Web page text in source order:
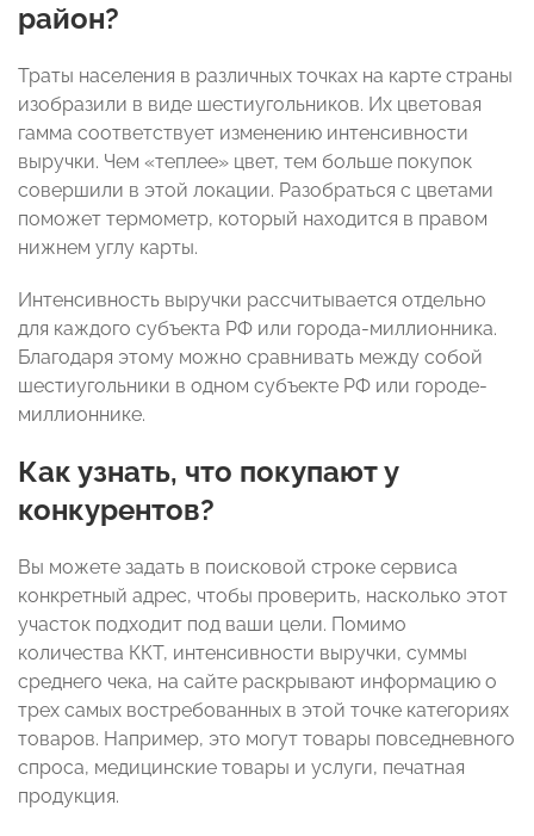
район?
Траты населения в различных точках на карте страны
изобразили в виде шестиугольников. Их цветовая
гамма соответствует изменению интенсивности
выручки. Чем «теплее» цвет, тем больше покупок
совершили в этой локации. Разобраться с цветами
поможет термометр, который находится в правом
нижнем углу карты.
Интенсивность выручки рассчитывается отдельно
для каждого субъекта РФ или города-миллионника.
Благодаря этому можно сравнивать между собой
шестиугольники в одном субъекте РФ или городе-
миллионнике.
Как узнать, что покупают у
конкурентов?
Вы можете задать в поисковой строке сервиса
конкретный адрес, чтобы проверить, насколько этот
участок подходит под ваши цели. Помимо
количества ККТ, интенсивности выручки, суммы
среднего чека, на сайте раскрывают информацию о
трех самых востребованных в этой точке категориях
товаров. Например, это могут товары повседневного
спроса, медицинские товары и услуги, печатная
продукция.